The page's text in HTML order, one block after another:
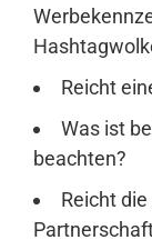
Reicht
Was ist
beachten?
Reicht